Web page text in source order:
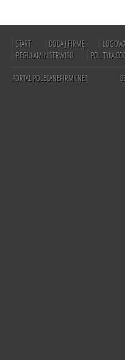
START DODAJ FIRMĘ
REGULAMIN SERWISU
POLITYKA
PORTAL POLECANEFIRMY.NET